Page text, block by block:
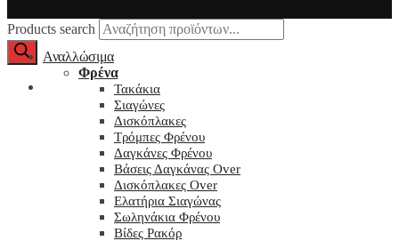
Products search
O λογαριασμός μου
Αναλλώσιμα
Φρένα
Τακάκια
Σιαγώνες
Δισκόπλακες
Τρόμπες Φρένου
Δαγκάνες Φρένου
Βάσεις Δαγκάνας Over
Δισκόπλακες Over
Ελατήρια Σιαγώνας
Σωληνάκια Φρένου
Βίδες Ρακόρ